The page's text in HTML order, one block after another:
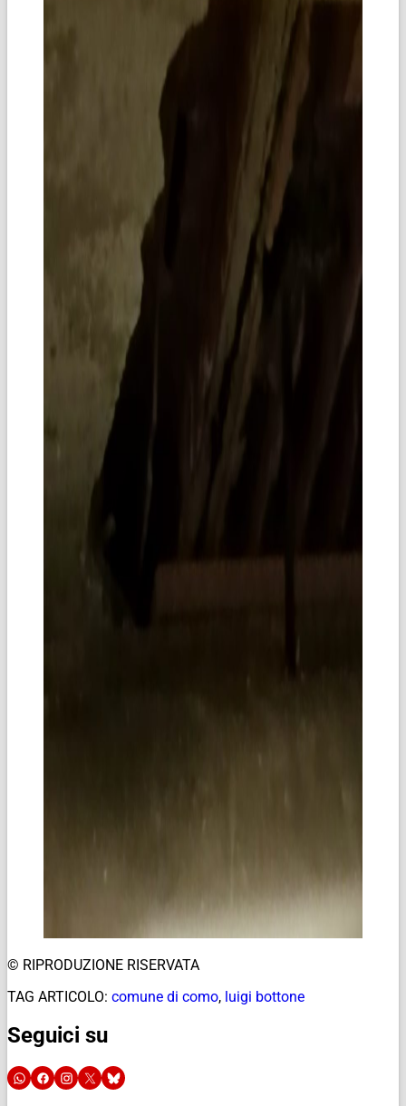
© RIPRODUZIONE RISERVATA
TAG ARTICOLO: comune di como, luigi bottone
Seguici su